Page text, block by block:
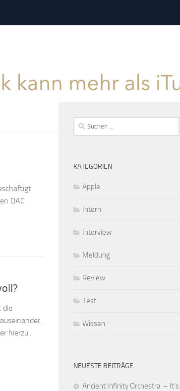
DAC
die
hierzu...
Suchen
nach:
KATEGORIEN
Apple
Intern
Interview
Meldung
Review
Test
Wissen
NEUESTE BEITRÄGE
Ancient Infinity Orchestra –